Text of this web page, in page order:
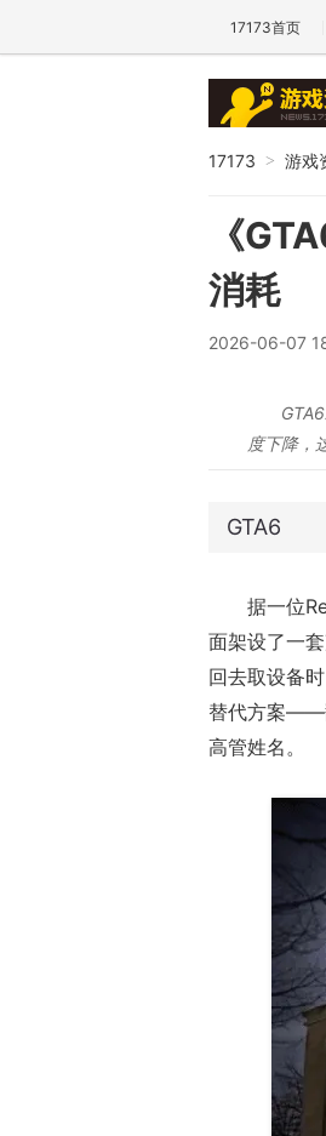
17173首页
17173 > 游戏
《
消耗
2026-06-07
度下降，
GTA6
据一位
面架设了一
回去取设备
替代方案——
高管姓名。